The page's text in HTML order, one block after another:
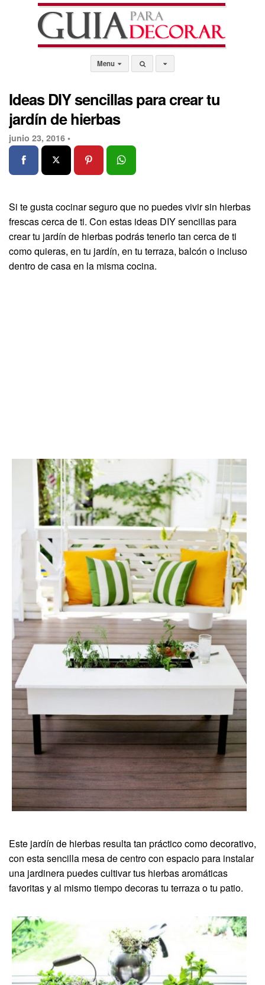
Menu
Ideas DIY sencillas para crear tu
jardín de hierbas
junio 23, 2016 •
Si te gusta cocinar seguro que no puedes vivir sin hierbas
frescas cerca de ti. Con estas ideas DIY sencillas para
crear tu jardín de hierbas podrás tenerlo tan cerca de ti
como quieras, en tu jardín, en tu terraza, balcón o incluso
dentro de casa en la misma cocina.
Este jardín de hierbas resulta tan práctico como decorativo,
con esta sencilla mesa de centro con espacio para instalar
una jardinera puedes cultivar tus hierbas aromáticas
favoritas y al mismo tiempo decoras tu terraza o tu patio.